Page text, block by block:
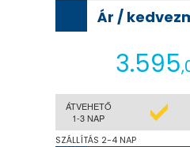
Ár /
3.595
ÁTVEHETŐ
1-3 NAP
SZÁLLÍTÁS 2-4 NAP